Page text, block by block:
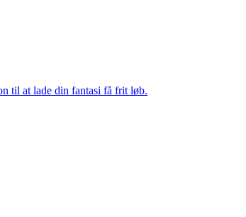
til at lade din fantasi få frit løb.